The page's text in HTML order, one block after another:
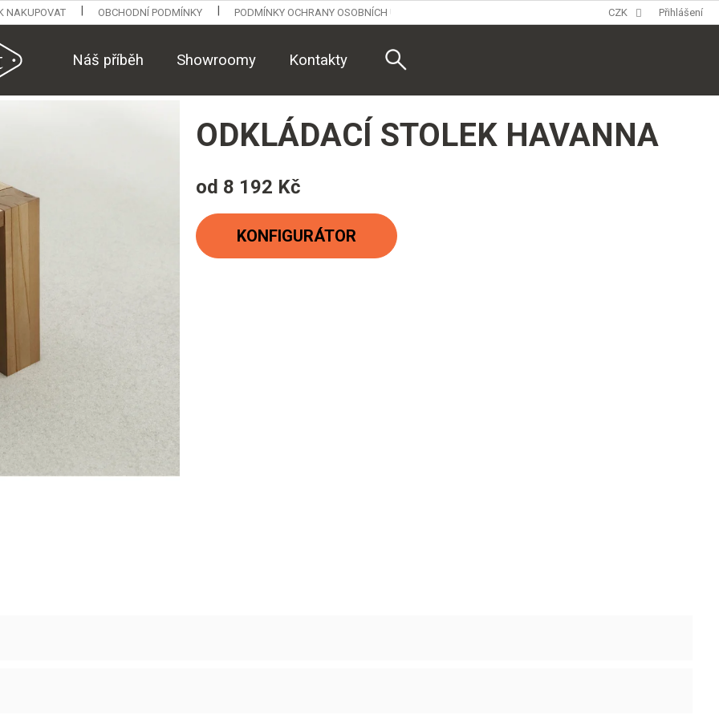
NAKUPOVAT OBCHODNÍ PODMÍNKY PODMÍNKY OCHRANY OSOBNÍCH ÚDAJŮ CZK Přihlášení
Náš příběh Showroomy Kontakty
ODKLÁDACÍ STOLEK HAVANNA
od 8 192 Kč
Měrná
cena:
KONFIGURÁTOR